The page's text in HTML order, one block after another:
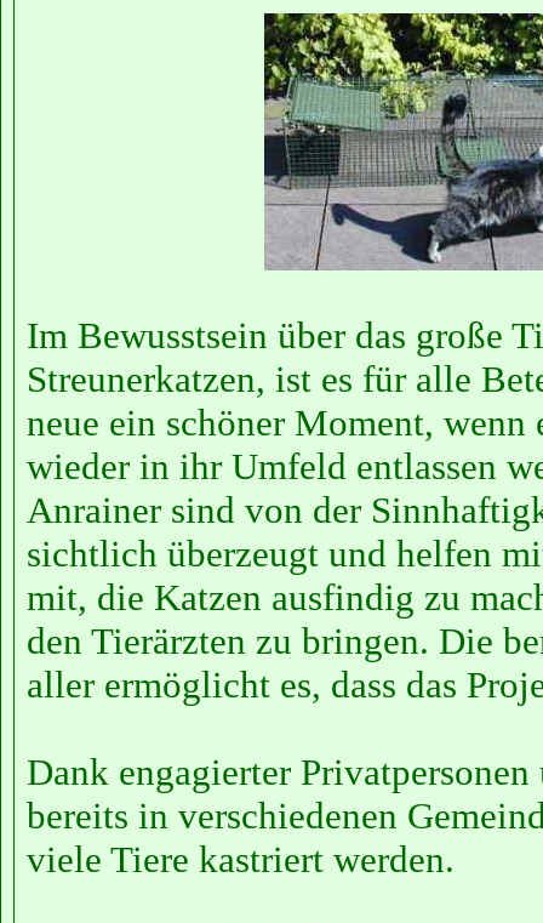
Im Bewusstsein über das große
Streunerkatzen, ist es für alle
neue ein schöner Moment, wenn
wieder in ihr Umfeld entlassen
Anrainer sind von der
sichtlich überzeugt und helfen
mit, die Katzen ausfindig zu
den Tierärzten zu bringen. Die
aller ermöglicht es, dass das
Dank engagierter
bereits in verschiedenen
viele Tiere kastriert werden.